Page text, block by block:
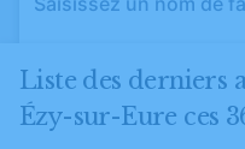
Liste des derniers
Ézy-sur-Eure ces